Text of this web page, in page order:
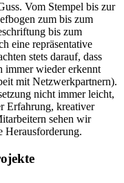
Vom Stempel bis zur
zum bis zum
bis zum
eine repräsentative
stets darauf, dass
immer wieder erkennt
mit Netzwerkpartnern).
nicht immer leicht,
Erfahrung, kreativer
sehen wir
Herausforderung.